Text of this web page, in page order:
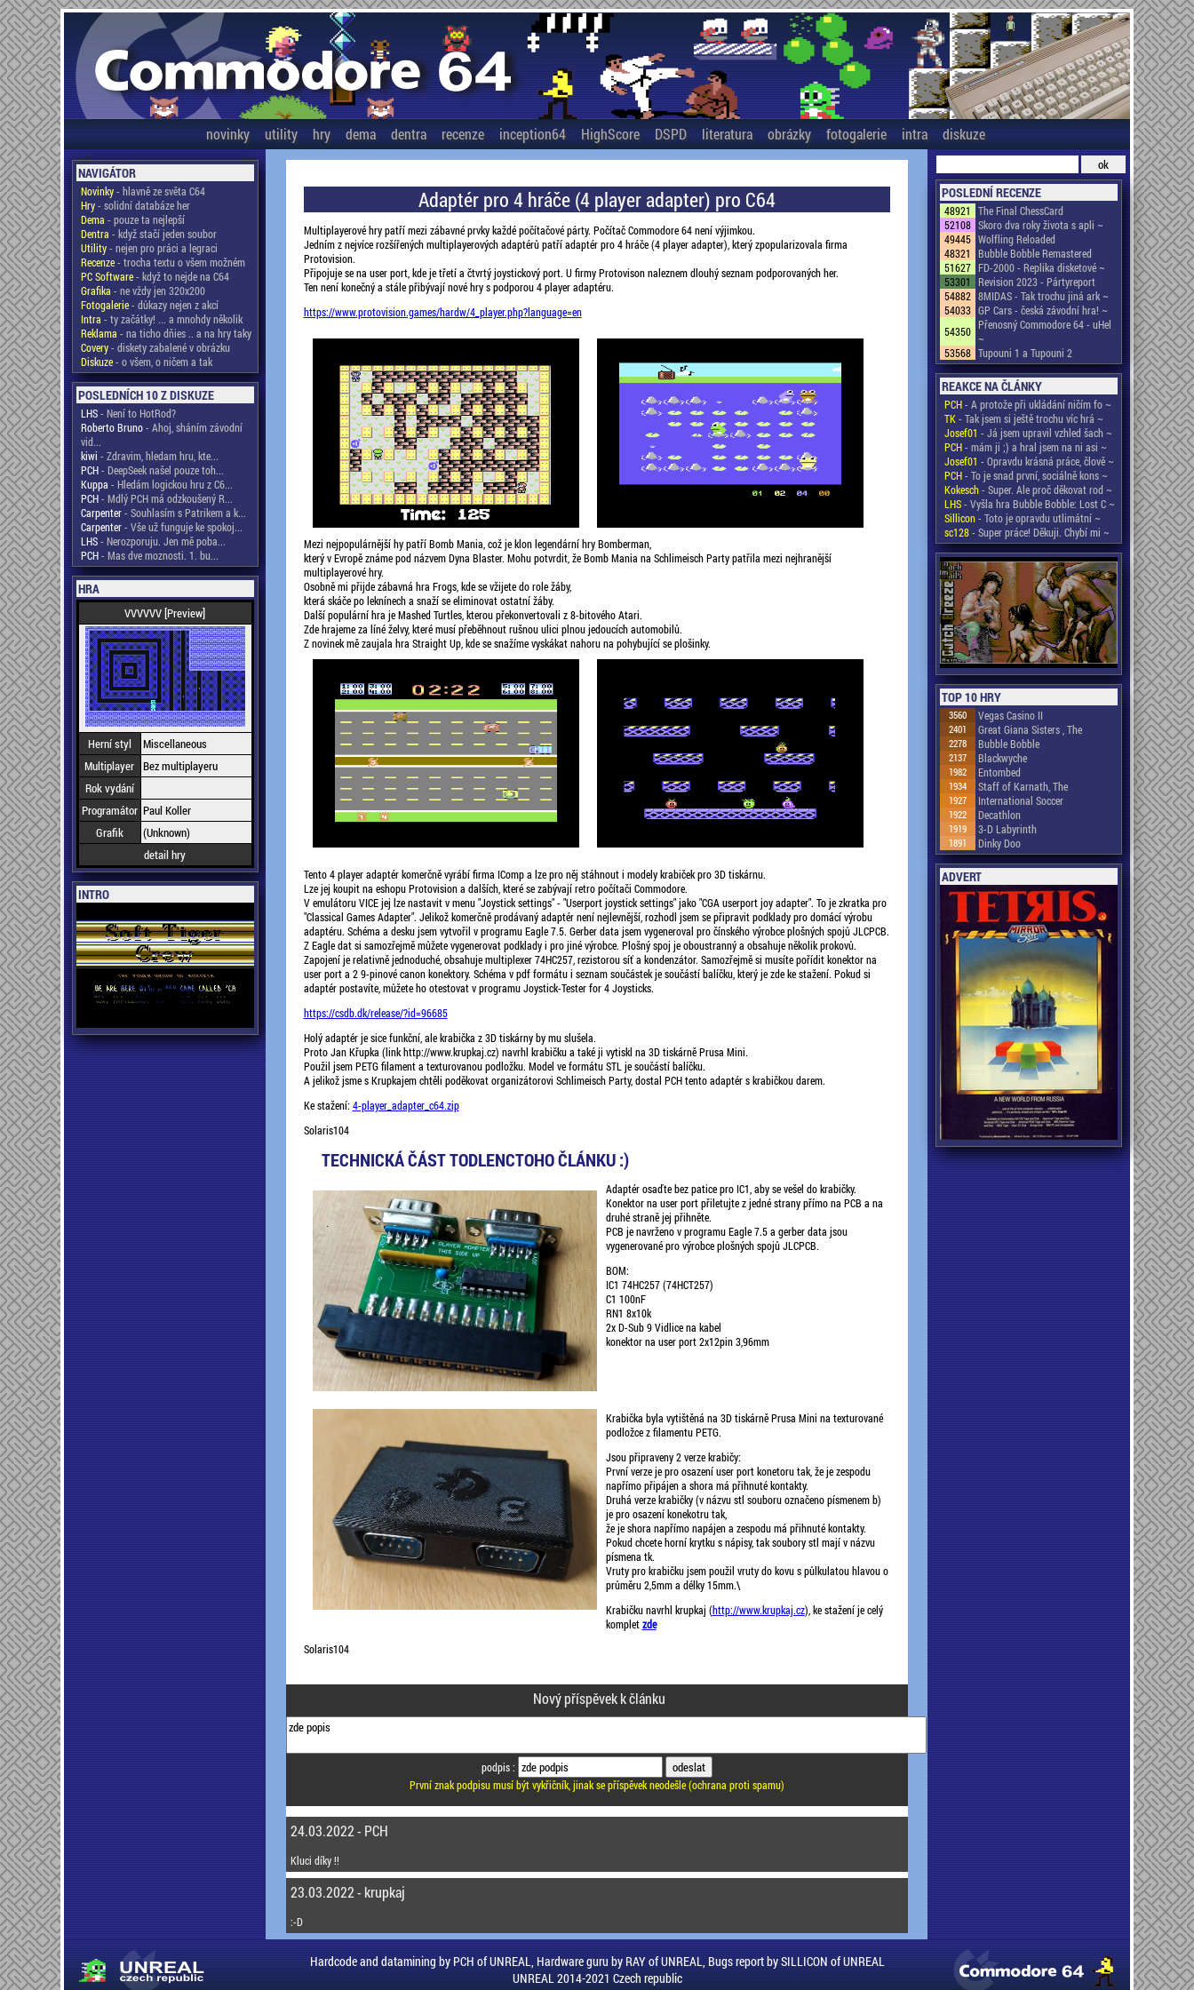
novinky utility hry dema dentra recenze inception64 HighScore DSPD literatura obrázky fotogalerie intra diskuze
NAVIGÁTOR
Novinky- hlavně ze světa C64
Hry- solidní databáze her
Dema - pouze ta nejlepší
Dentra - když stačí jeden soubor
Utility- nejen pro práci a legraci
Recenze- trocha textu o všem možném
PC Software- když to nejde na C64
Grafika - ne vždy jen 320x200
Fotogalerie- důkazy nejen z akcí
Intra - ty začátky! ... a mnohdy několik
Reklama - na ticho dňies .. a na hry taky
Covery- diskety zabalené v obrázku
Diskuze- o všem, o ničem a tak
POSLEDNÍCH 10 Z DISKUZE
LHS- Není to HotRod?
Roberto Bruno- Ahoj, sháním závodní
vid...
kiwi - Zdravim, hledam hru, kte...
PCH- DeepSeek našel pouze toh...
Kuppa - Hledám logickou hru z C6...
PCH- Mdlý PCH má odzkoušený R...
Carpenter- Souhlasím s Patrikem a k...
Carpenter- Vše už funguje ke spokoj...
LHS- Nerozporuju. Jen mě poba...
PCH- Mas dve moznosti. 1. bu...
HRA
VVVVVV [Preview]
Herní styl
Miscellaneous
Multiplayer Bez multiplayeru
Rok vydání
Programátor Paul Koller
Grafik
(Unknown)
detail hry
INTRO
Adaptér pro 4 hráče (4 player adapter) pro C64
Multiplayerové hry patří mezi zábavné prvky každé počítačové párty. Počítač Commodore 64 není výjimkou.
Jedním z nejvíce rozšířených multiplayerových adaptérů patří adaptér pro 4 hráče (4 player adapter), který zpopularizovala firma
Protovision.
Připojuje se na user port, kde je třetí a čtvrtý joystickový port. U firmy Protovison naleznem dlouhý seznam podporovaných her.
Ten není konečný a stále přibývají nové hry s podporou 4 player adaptéru.
https://www.protovision.games/hardw/4_player.php?language=en
Mezi nejpopulárnější hy patří Bomb Mania, což je klon legendární hry Bomberman,
který v Evropě známe pod názvem Dyna Blaster. Mohu potvrdit, že Bomb Mania na Schlimeisch Party patřila mezi nejhranější
multiplayerové hry.
Osobně mi přijde zábavná hra Frogs, kde se vžijete do role žáby,
která skáče po leknínech a snaží se eliminovat ostatní žáby.
Další populární hra je Mashed Turtles, kterou překonvertovali z 8-bitového Atari.
Zde hrajeme za líné želvy, které musí přeběhnout rušnou ulici plnou jedoucích automobilů.
Z novinek mě zaujala hra Straight Up, kde se snažíme vyskákat nahoru na pohybující se plošinky.
Tento 4 player adaptér komerčně vyrábí firma IComp a lze pro něj stáhnout i modely krabiček pro 3D tiskárnu.
Lze jej koupit na eshopu Protovision a dalších, které se zabývají retro počítači Commodore.
V emulátoru VICE jej lze nastavit v menu "Joystick settings" - "Userport joystick settings" jako "CGA userport joy adapter". To je zkratka pro
"Classical Games Adapter". Jelikož komerčně prodávaný adaptér není nejlevnější, rozhodl jsem se připravit podklady pro domácí výrobu
adaptéru. Schéma a desku jsem vytvořil v programu Eagle 7.5. Gerber data jsem vygeneroval pro čínského výrobce plošných spojů JLCPCB.
Z Eagle dat si samozřejmě můžete vygenerovat podklady i pro jiné výrobce. Plošný spoj je oboustranný a obsahuje několik prokovů.
Zapojení je relativně jednoduché, obsahuje multiplexer 74HC257, rezistorou síť a kondenzátor. Samozřejmě si musíte pořídit konektor na
user port a 2 9-pinové canon konektory. Schéma v pdf formátu i seznam součástek je součástí balíčku, který je zde ke stažení. Pokud si
adaptér postavíte, můžete ho otestovat v programu Joystick-Tester for 4 Joysticks.
https://csdb.dk/release/?id=96685
Holý adaptér je sice funkční, ale krabička z 3D tiskárny by mu slušela.
Proto Jan Křupka (link http://www.krupkaj.cz) navrhl krabičku a také ji vytiskl na 3D tiskárně Prusa Mini.
Použil jsem PETG filament a texturovanou podložku. Model ve formátu STL je součástí balíčku.
A jelikož jsme s Krupkajem chtěli poděkovat organizátorovi Schlimeisch Party, dostal PCH tento adaptér s krabičkou darem.
Ke stažení: 4-player_adapter_c64.zip
Solaris104
TECHNICKÁ ČÁST TODLENCTOHO ČLÁNKU :)
Adaptér osaďte bez patice pro IC1, aby se vešel do krabičky.
Konektor na user port přiletujte z jedné strany přímo na PCB a na
druhé straně jej přihněte.
PCB je navrženo v programu Eagle 7.5 a gerber data jsou
vygenerované pro výrobce plošných spojů JLCPCB.
BOM:
IC1 74HC257 (74HCT257)
C1 100nF
RN1 8x10k
2x D-Sub 9 Vidlice na kabel
konektor na user port 2x12pin 3,96mm
Krabička byla vytištěná na 3D tiskárně Prusa Mini na texturované
podložce z filamentu PETG.
Jsou připraveny 2 verze krabičy:
První verze je pro osazení user port konetoru tak, že je zespodu
napřímo připájen a shora má přihnuté kontakty.
Druhá verze krabičky (v názvu stl souboru označeno písmenem b)
je pro osazení konekotru tak,
že je shora napřímo napájen a zespodu má přihnuté kontakty.
Pokud chcete horní krytku s nápisy, tak soubory stl mají v názvu
písmena tk.
Vruty pro krabičku jsem použil vruty do kovu s půlkulatou hlavou o
průměru 2,5mm a délky 15mm.\
Krabičku navrhl krupkaj (http://www.krupkaj.cz), ke stažení je celý
kompletzde
Solaris104
Nový příspěvek k článku
podpis :
První znak podpisu musí být vykřičník, jinak se příspěvek neodešle (ochrana proti spamu)
24.03.2022 - PCH
Kluci díky !!
23.03.2022 - krupkaj
:-D
POSLEDNÍ RECENZE
48921
The Final ChessCard
52108 Skoro dva roky života s apli ~
49445 Wolfling Reloaded
48321
Bubble Bobble Remastered
51627 FD-2000 - Replika disketové ~
53301
Revision 2023 - Pártyreport
54882 8MIDAS - Tak trochu jiná ark ~
54033 GP Cars - česká závodní hra! ~
54350 Přenosný Commodore 64 - uHel
~
53568 Tupouni 1 a Tupouni 2
REAKCE NA ČLÁNKY
PCH- A protože při ukládání ničím fo ~
TK- Tak jsem si ještě trochu víc hrá ~
Josef01 - Já jsem upravil vzhled šach ~
PCH- mám ji ;) a hral jsem na ni asi ~
Josef01 - Opravdu krásná práce, člově ~
PCH- To je snad první, sociálně kons ~
Kokesch- Super. Ale proč děkovat rod ~
LHS- Vyšla hra Bubble Bobble: Lost C ~
Sillicon- Toto je opravdu utlimátní ~
sc128- Super práce! Děkuji. Chybí mi ~
TOP 10 HRY
3560 Vegas Casino II
2401 Great Giana Sisters , The
2278 Bubble Bobble
2137 Blackwyche
1982 Entombed
1934 Staff of Karnath, The
1927 International Soccer
1922 Decathlon
1919 3-D Labyrinth
1891 Dinky Doo
ADVERT
Hardcode and datamining by PCH of UNREAL, Hardware guru by RAY of UNREAL, Bugs report by SILLICON of UNREAL
UNREAL 2014-2021 Czech republic